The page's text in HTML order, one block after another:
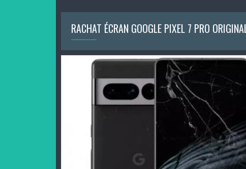
RACHAT ÉCRAN GOOGLE PIXEL 7 PRO